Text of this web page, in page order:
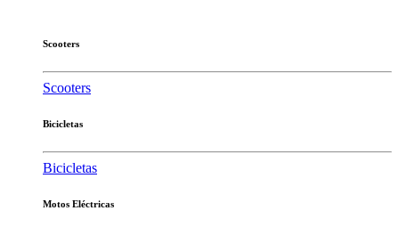
Scooters
Scooters
Bicicletas
Bicicletas
Motos Eléctricas